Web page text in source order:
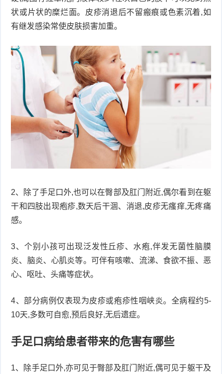
状或片状的糜烂面。皮疹消退后不留瘢痕或色素沉着,如
有继发感染常使皮肤损害加重。
2、除了手足口外,也可以在臀部及肛门附近,偶尔看到在躯
干和四肢出现疱疹,数天后干涸、消退,皮疹无瘙痒,无疼痛
感。
3、个别小孩可出现泛发性丘疹、水疱,伴发无菌性脑膜
炎、脑炎、心肌炎等。可伴有咳嗽、流涕、食欲不振、恶
心、呕吐、头痛等症状。
4、部分病例仅表现为皮疹或疱疹性咽峡炎。全病程约5-
10天,多数可自愈,预后良好,无后遗症。
手足口病给患者带来的危害有哪些
1、除手足口外,亦可见于臀部及肛门附近,偶可见于躯干及